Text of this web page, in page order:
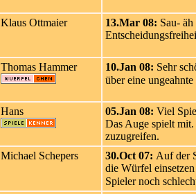
Klaus Ottmaier 13.Mar 08: Sau-
Thomas Hammer 10.Jan 08: Sehr
über eine
Hans 05.Jan 08: Viel
Das Auge spielt
zuzugreifen.
Michael Schepers
30.Oct 07: Auf der
die Würfel
Spieler noch